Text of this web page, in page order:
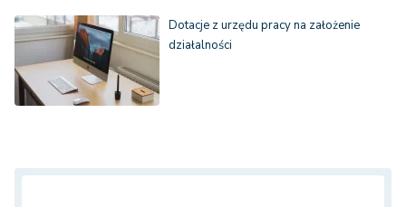
Dotacje z urzędu pracy na założenie
działalności